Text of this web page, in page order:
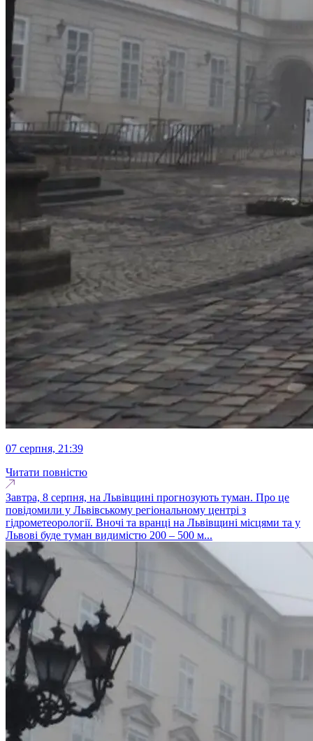
07 серпня, 21:39
Читати повністю
Завтра, 8 серпня, на Львівщині прогнозують туман. Про це
повідомили у Львівському регіональному центрі з
гідрометеорології. Вночі та вранці на Львівщині місцями та у
Львові буде туман видимістю 200 – 500 м...